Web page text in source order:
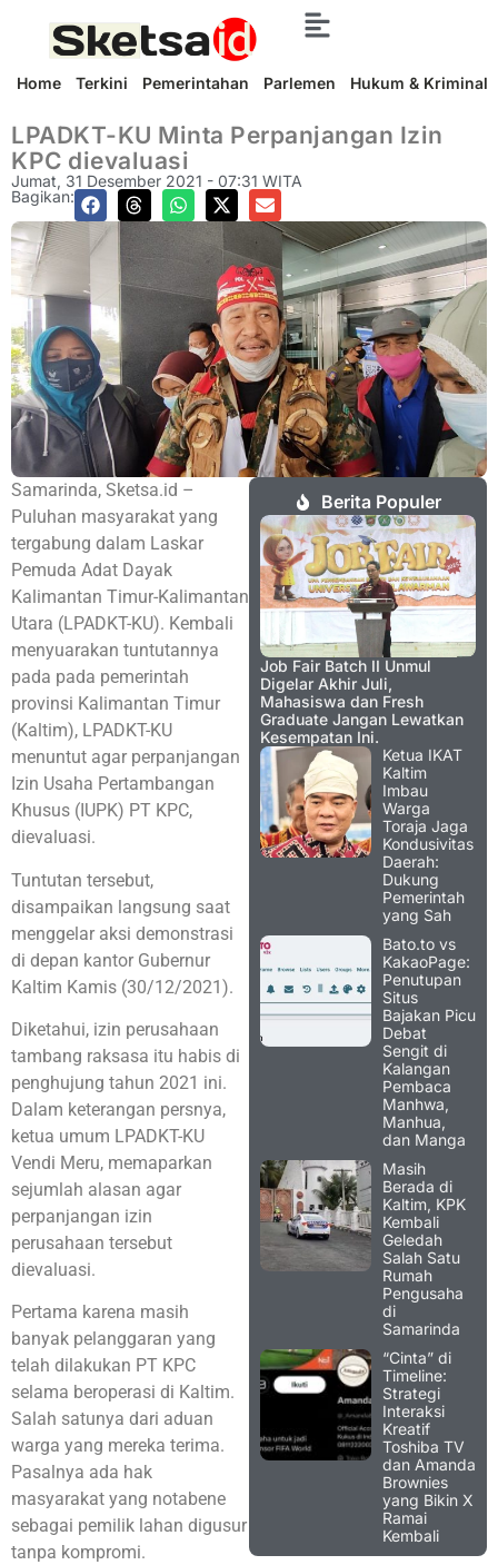
Home Terkini Pemerintahan Parlemen Hukum & Kriminal
LPADKT-KU Minta Perpanjangan Izin
KPC dievaluasi
Jumat, 31 Desember 2021 - 07:31 WITA
Bagikan:
Samarinda, Sketsa.id –
Puluhan masyarakat yang
tergabung dalam Laskar
Pemuda Adat Dayak
Kalimantan Timur-Kalimantan
Utara (LPADKT-KU). Kembali
menyuarakan tuntutannya
pada pada pemerintah
provinsi Kalimantan Timur
(Kaltim), LPADKT-KU
menuntut agar perpanjangan
Izin Usaha Pertambangan
Khusus (IUPK) PT KPC,
dievaluasi.
Tuntutan tersebut,
disampaikan langsung saat
menggelar aksi demonstrasi
di depan kantor Gubernur
Kaltim Kamis (30/12/2021).
Diketahui, izin perusahaan
tambang raksasa itu habis di
penghujung tahun 2021 ini.
Dalam keterangan persnya,
ketua umum LPADKT-KU
Vendi Meru, memaparkan
sejumlah alasan agar
perpanjangan izin
perusahaan tersebut
dievaluasi.
Pertama karena masih
banyak pelanggaran yang
telah dilakukan PT KPC
selama beroperasi di Kaltim.
Salah satunya dari aduan
warga yang mereka terima.
Pasalnya ada hak
masyarakat yang notabene
sebagai pemilik lahan digusur
tanpa kompromi.
Berita Populer
Job Fair Batch II Unmul
Digelar Akhir Juli,
Mahasiswa dan Fresh
Graduate Jangan Lewatkan
Kesempatan Ini.
Ketua IKAT
Kaltim
Imbau
Warga
Toraja Jaga
Kondusivitas
Daerah:
Dukung
Pemerintah
yang Sah
Bato.to vs
KakaoPage:
Penutupan
Situs
Bajakan Picu
Debat
Sengit di
Kalangan
Pembaca
Manhwa,
Manhua,
dan Manga
Masih
Berada di
Kaltim, KPK
Kembali
Geledah
Salah Satu
Rumah
Pengusaha
di
Samarinda
“Cinta” di
Timeline:
Strategi
Interaksi
Kreatif
Toshiba TV
dan Amanda
Brownies
yang Bikin X
Ramai
Kembali